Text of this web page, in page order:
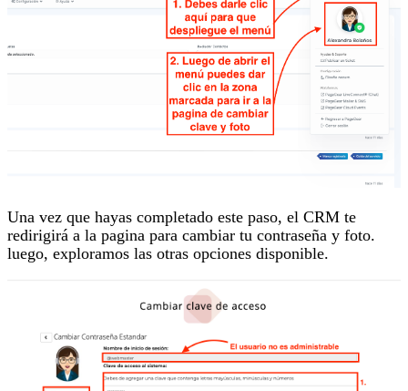
Una vez que hayas completado este paso, el CRM te
redirigirá a la pagina para cambiar tu contraseña y foto.
luego, exploramos las otras opciones disponible.